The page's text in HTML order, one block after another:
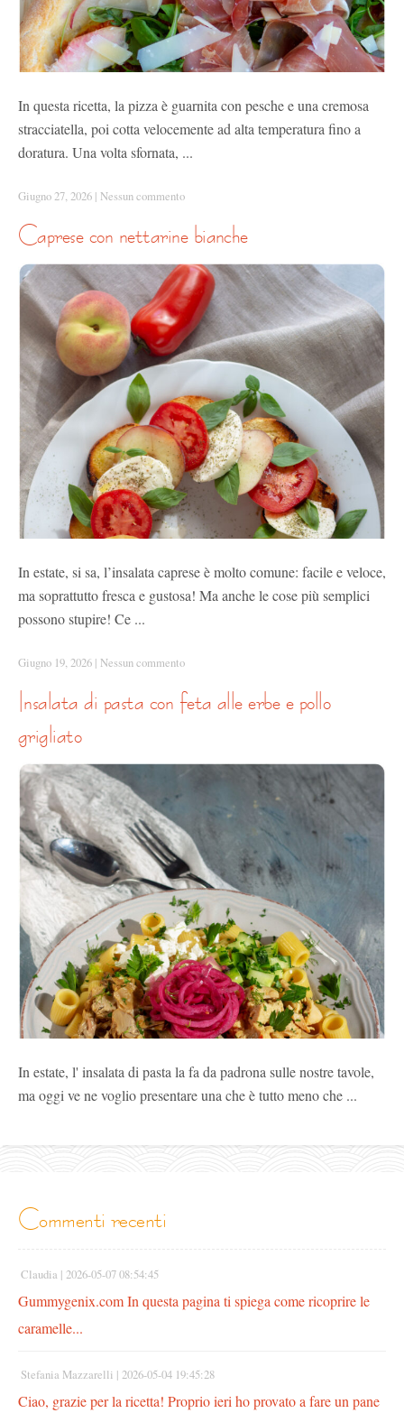
In questa ricetta, la pizza è guarnita con pesche e una cremosa
stracciatella, poi cotta velocemente ad alta temperatura fino a
doratura. Una volta sfornata, ...
Giugno 27, 2026 | Nessun commento
caprese con nettarine bianche
In estate, si sa, l’insalata caprese è molto comune: facile e veloce,
ma soprattutto fresca e gustosa! Ma anche le cose più semplici
possono stupire! Ce ...
Giugno 19, 2026 | Nessun commento
insalata di pasta con feta alle erbe e pollo
grigliato
In estate, l' insalata di pasta la fa da padrona sulle nostre tavole,
ma oggi ve ne voglio presentare una che è tutto meno che ...
commenti recenti
Claudia | 2026-05-07 08:54:45
Gummygenix.com In questa pagina ti spiega come ricoprire le
caramelle...
Stefania Mazzarelli | 2026-05-04 19:45:28
Ciao, grazie per la ricetta! Proprio ieri ho provato a fare un pane